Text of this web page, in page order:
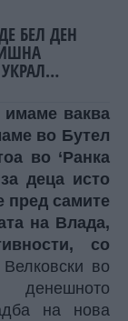
БЕЛ ДЕН
е, ќе
ваква
во Бутел
во ‘Ранка
деца исто
пред самите
на Влада,
со
Велковски во
на нова